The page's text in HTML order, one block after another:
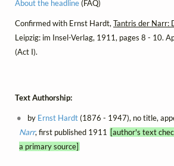
About the headline(FAQ)
Confirmed with Ernst Hardt, Tantris der Narr:
Leipzig: im Insel-Verlag, 1911, pages 8 - 10.
(Act I).
Text Authorship:
by Ernst Hardt(1876 - 1947), no title,
Narr, first published 1911
[author's text
a primary source]